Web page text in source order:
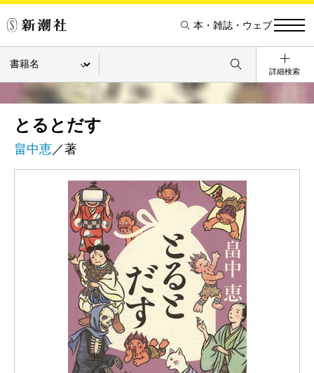
本・雑誌・ウェブ
詳細検索
とるとだす
畠中恵／著